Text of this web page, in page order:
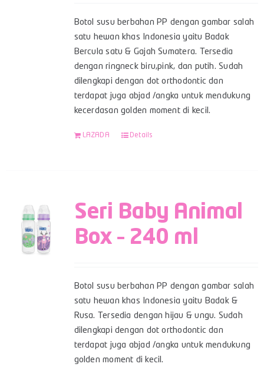
Botol susu berbahan PP dengan gambar salah
satu hewan khas Indonesia yaitu Badak
Bercula satu & Gajah Sumatera. Tersedia
dengan ringneck biru,pink, dan putih. Sudah
dilengkapi dengan dot orthodontic dan
terdapat juga abjad /angka untuk mendukung
kecerdasan golden moment di kecil.
LAZADA Details
Seri Baby Animal
Box – 240 ml
Botol susu berbahan PP dengan gambar salah
satu hewan khas Indonesia yaitu Badak &
Rusa. Tersedia dengan hijau & ungu. Sudah
dilengkapi dengan dot orthodontic dan
terdapat juga abjad /angka untuk mendukung
golden moment di kecil.